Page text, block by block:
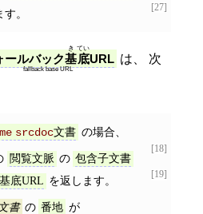
[27]
。
ールバック基
き
底
てい
URL
fallback base URL
は、 次
[18]
srcdoc文書 の場合、
[19]
閲覧文脈 の 包含子文書
底URL を返します。
文書 の 番地 が